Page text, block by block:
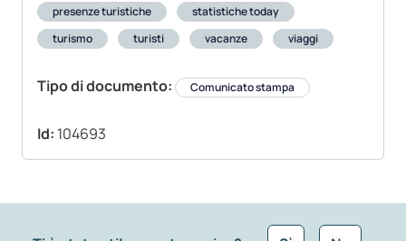
presenze turistiche
statistiche today
turismo
turisti vacanze viaggi
Tipo di documento: Comunicato stampa
Id: 104693